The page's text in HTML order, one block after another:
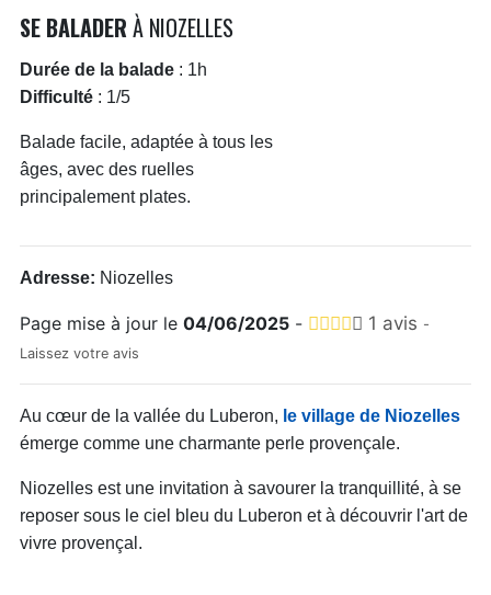
SE BALADER À NIOZELLES
Durée de la balade: 1h
Difficulté: 1/5
Balade facile, adaptée à tous les
âges, avec des ruelles
principalement plates.
Adresse: Niozelles
Page mise à jour le 04/06/2025- 1 avis -
Laissez votre avis
Au cœur de la vallée du Luberon, le village de Niozelles
émerge comme une charmante perle provençale.
Niozelles est une invitation à savourer la tranquillité, à se
reposer sous le ciel bleu du Luberon et à découvrir l'art de
vivre provençal.